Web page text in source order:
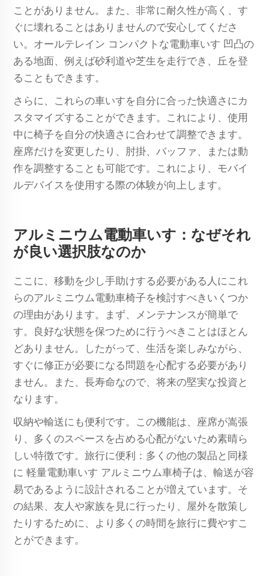
ことがありません。また、非常に耐久性が高く、す
ぐに壊れることはありませんので安心してくださ
い。オールテレイン コンパクトな電動車いす 凹凸の
ある地面、例えば砂利道や芝生を走行でき、丘を登
ることもできます。
さらに、これらの車いすを自分に合った快適さにカ
スタマイズすることができます。これにより、使用
中に椅子を自分の快適さに合わせて調整できます。
座席だけを変更したり、肘掛、バッファ、または動
作を調整することも可能です。これにより、モバイ
ルデバイスを使用する際の体験が向上します。
アルミニウム電動車いす：なぜそれ
が良い選択肢なのか
ここに、移動を少し手助けする必要がある人にこれ
らのアルミニウム電動車椅子を検討すべきいくつか
の理由があります。まず、メンテナンスが簡単で
す。良好な状態を保つために行うべきことはほとん
どありません。したがって、生活を楽しみながら、
すぐに修正が必要になる問題を心配する必要があり
ません。また、長寿命なので、将来の堅実な投資と
なります。
収納や輸送にも便利です。この機能は、座席が嵩張
り、多くのスペースを占める心配がないため素晴ら
しい特徴です。旅行に便利：多くの他の製品と同様
に 軽量電動車いす アルミニウム車椅子は、輸送が容
易であるように設計されることが増えています。そ
の結果、友人や家族を見に行ったり、屋外を散策し
たりするために、より多くの時間を旅行に費やすこ
とができます。